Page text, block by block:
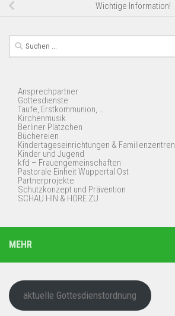
Wichtige Information!
Suchen
nach:
Ansprechpartner
Gottesdienste
Taufe, Erstkommunion, …
Kirchenmusik
Berliner Plätzchen
Büchereien
Kindertageseinrichtungen & Familienzentren
Kinder und Jugend
kfd – Frauengemeinschaften
Pastorale Einheit Wuppertal Ost
Partnerprojekte
Schutzkonzept und Prävention
SCHAU HIN & HÖRE ZU
MEHR
aktuelle Gottesdienstordnung